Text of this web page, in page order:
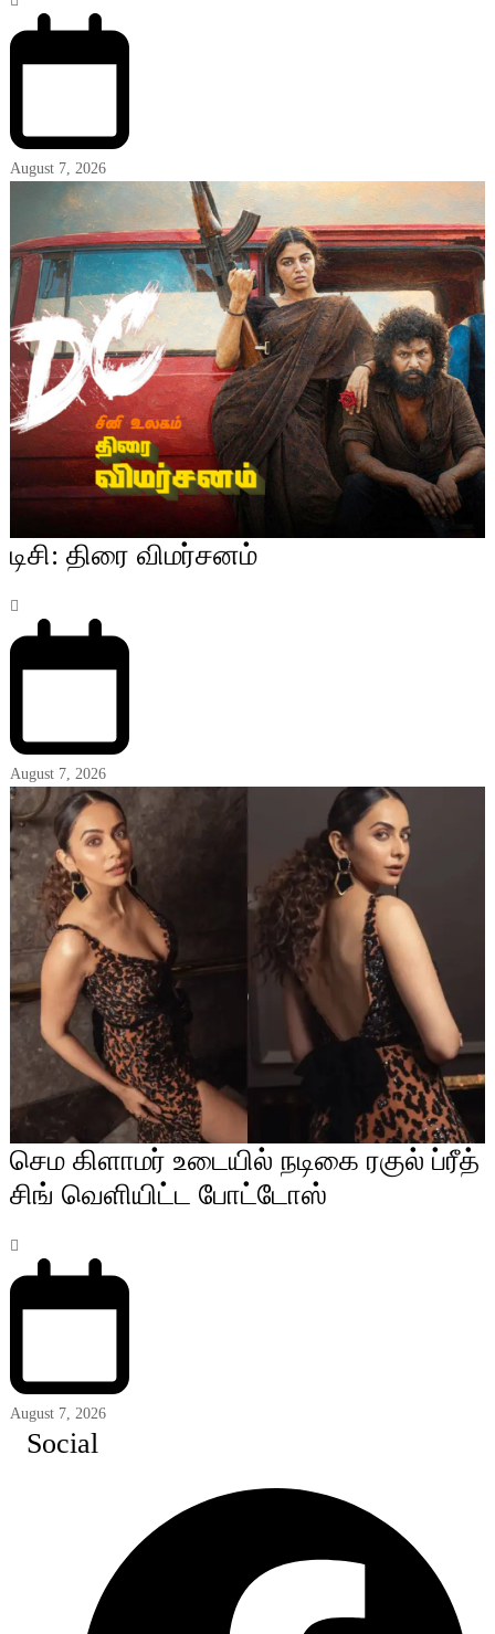
August 7, 2026
டிசி: திரை விமர்சனம்
August 7, 2026
செம கிளாமர் உடையில் நடிகை ரகுல் ப்ரீத்
சிங் வெளியிட்ட போட்டோஸ்
August 7, 2026
Social